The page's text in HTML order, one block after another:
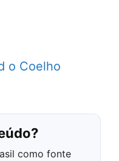
o Coelho
como fonte